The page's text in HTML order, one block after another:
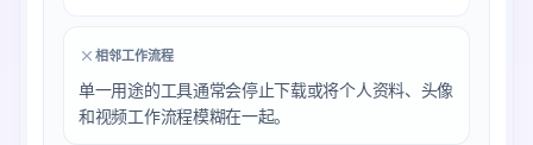
相邻工作流程
单一用途的工具通常会停止下载或将个人资料、头像
和视频工作流程模糊在一起。